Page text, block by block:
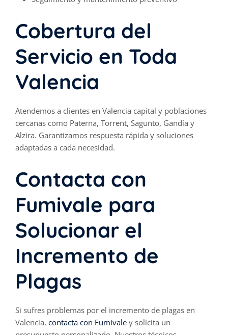
Cobertura del
Servicio en Toda
Valencia
Atendemos a clientes en Valencia capital y poblaciones
cercanas como Paterna, Torrent, Sagunto, Gandía y
Alzira. Garantizamos respuesta rápida y soluciones
adaptadas a cada necesidad.
Contacta con
Fumivale para
Solucionar el
Incremento de
Plagas
Si sufres problemas por el incremento de plagas en
Valencia, contacta con Fumivale y solicita un